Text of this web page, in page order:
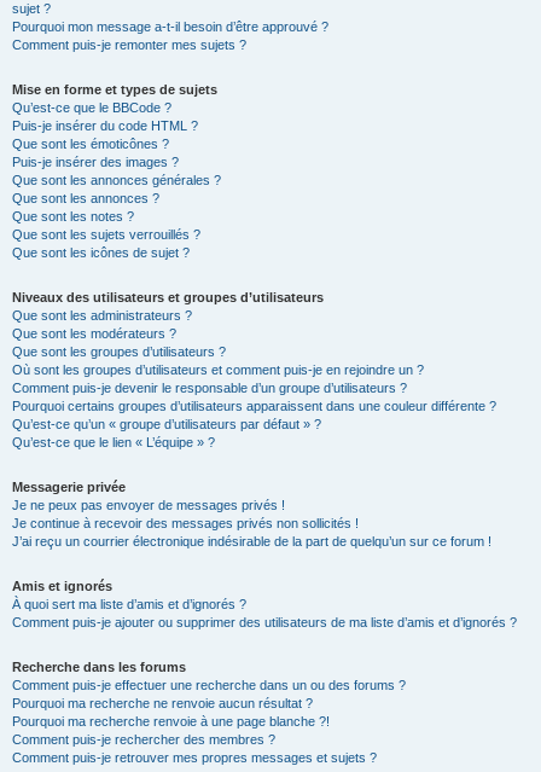
sujet ?
Pourquoi mon message a-t-il besoin d’être approuvé ?
Comment puis-je remonter mes sujets ?
Mise en forme et types de sujets
Qu’est-ce que le BBCode ?
Puis-je insérer du code HTML ?
Que sont les émoticônes ?
Puis-je insérer des images ?
Que sont les annonces générales ?
Que sont les annonces ?
Que sont les notes ?
Que sont les sujets verrouillés ?
Que sont les icônes de sujet ?
Niveaux des utilisateurs et groupes d’utilisateurs
Que sont les administrateurs ?
Que sont les modérateurs ?
Que sont les groupes d’utilisateurs ?
Où sont les groupes d’utilisateurs et comment puis-je en rejoindre un ?
Comment puis-je devenir le responsable d’un groupe d’utilisateurs ?
Pourquoi certains groupes d’utilisateurs apparaissent dans une couleur différente ?
Qu’est-ce qu’un « groupe d’utilisateurs par défaut » ?
Qu’est-ce que le lien « L’équipe » ?
Messagerie privée
Je ne peux pas envoyer de messages privés !
Je continue à recevoir des messages privés non sollicités !
J’ai reçu un courrier électronique indésirable de la part de quelqu’un sur ce forum !
Amis et ignorés
À quoi sert ma liste d’amis et d’ignorés ?
Comment puis-je ajouter ou supprimer des utilisateurs de ma liste d’amis et d’ignorés ?
Recherche dans les forums
Comment puis-je effectuer une recherche dans un ou des forums ?
Pourquoi ma recherche ne renvoie aucun résultat ?
Pourquoi ma recherche renvoie à une page blanche ?!
Comment puis-je rechercher des membres ?
Comment puis-je retrouver mes propres messages et sujets ?